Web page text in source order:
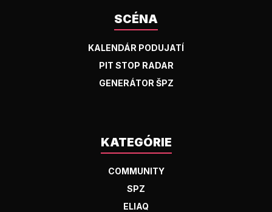
SCÉNA
KALENDÁR PODUJATÍ
PIT STOP RADAR
GENERÁTOR ŠPZ
KATEGÓRIE
COMMUNITY
SPZ
ELIAQ